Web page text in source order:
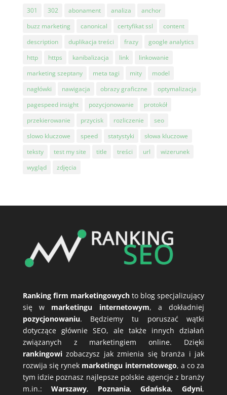
301 302 abonament analiza
anchor
buzz marketing
canonical certyfikat ssl
content
description
duplikacja treści frazy
google analytics
http
https kanibalizacja link
linkowanie
marketing szeptany
meta tagi mity
model
nagłówki
nawigacja obrazy graficzne
optymalizacja
pagespeed insight
pozycjonowanie
protokół
przekierowanie
przycisk rozliczenie
seo
slowo kluczowe
speed statystyki
słowa kluczowe
teksty
test my site title treści url
wizerunek
wygląd
zdjęcia
Ranking firm marketingowychto blog specjalizujący
się w marketingu internetowym, a dokładniej
pozycjonowaniu. Będziemy tu poruszać wątki
dotyczące głównie SEO, ale także innych działań
związanych z marketingiem online. Dzięki
rankingowizobaczysz jak zmienia się branża i jak
rozwija się rynek marketingu internetowego, a co za
tym idzie poznasz najlepsze polskie agencje z branży
m.in.: Warszawy, Poznania,Gdańska,Gdyni,